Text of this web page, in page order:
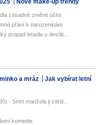
Nové make-up trendy
zásadně změnit účes
přání k narozeninám
propad letadla o desítk...
a mráz
Jak vybírat letní
- Smrt manžela ji zdrtil...
komedie